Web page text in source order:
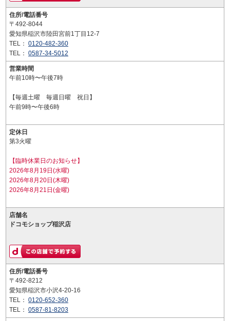
住所/電話番号
〒492-8044
愛知県稲沢市陸田宮前1丁目12-7
TEL： 0120-482-360
TEL： 0587-34-5012
営業時間
午前10時〜午後7時
【毎週土曜 毎週日曜 祝日】
午前9時〜午後6時
定休日
第3火曜
【臨時休業日のお知らせ】
2026年8月19日(水曜)
2026年8月20日(木曜)
2026年8月21日(金曜)
店舗名
ドコモショップ稲沢店
住所/電話番号
〒492-8212
愛知県稲沢市小沢4-20-16
TEL： 0120-652-360
TEL： 0587-81-8203